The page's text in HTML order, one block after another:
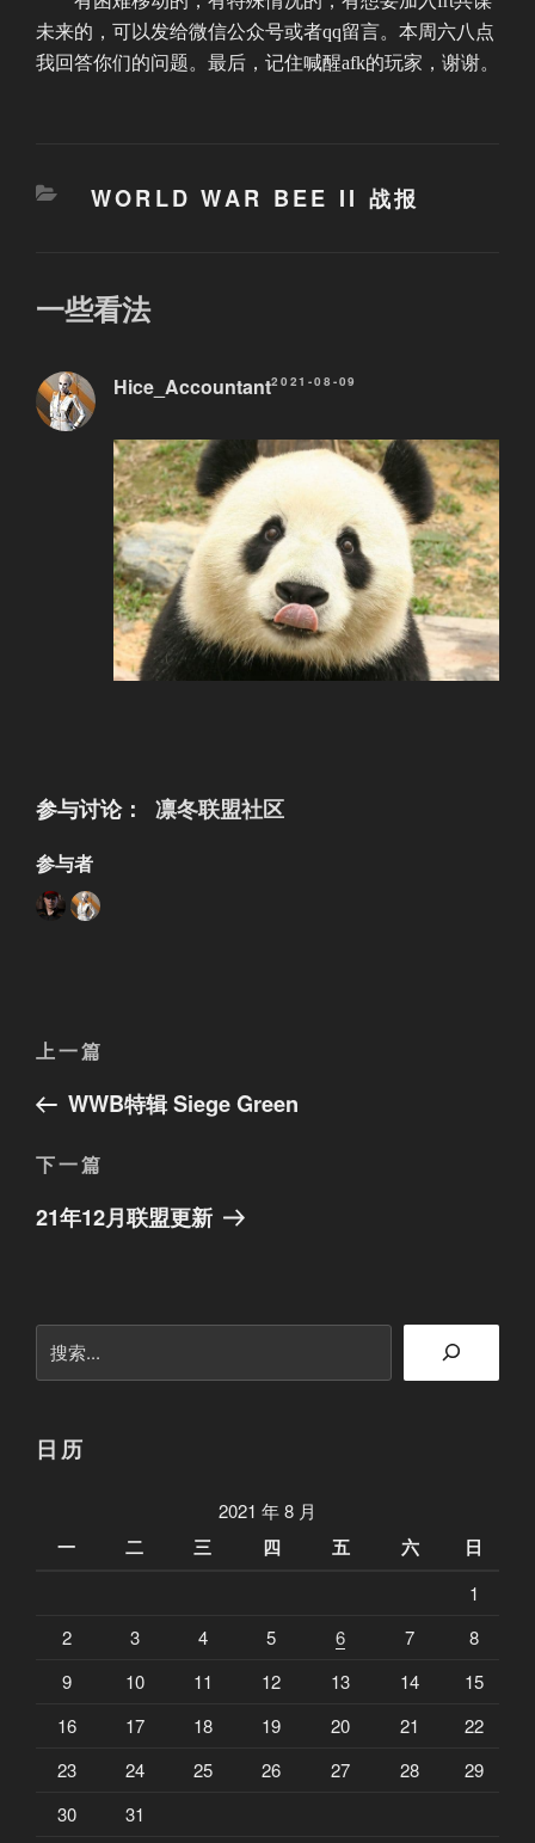
未来的，可以发给微信公众号或者qq留言。本周六八点
我回答你们的问题。最后，记住喊醒afk的玩家，谢谢。
分
WORLD WAR BEE II 战报
一些看法
Hice_Accountant2021-08-09
参与讨论： 凛冬联盟社区
参与者
文
导
航
上
篇
章
上一篇
WWB特辑 Siege Green
下
篇
下一篇
21年12月联盟更新
索
日历
2021 年 8 月
一 二 三 四 五 六 日
1
2
3 4 5 6 7
8
9
10 11 12 13 14
15
16
17 18 19 20 21
22
23
24 25 26 27 28
29
30
31